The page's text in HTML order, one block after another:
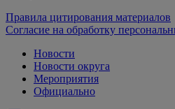
Правила цитирования материалов
Согласие на обработку
Новости
Новости округа
Мероприятия
Официально